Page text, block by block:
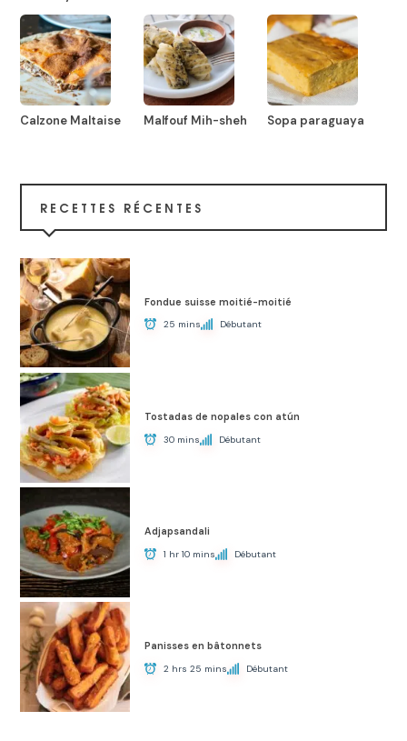
Calzone Maltaise Malfouf Mih-sheh Sopa paraguaya
RECETTES RÉCENTES
Fondue suisse moitié-moitié
25 mins Débutant
Tostadas de nopales con atún
30 mins Débutant
Adjapsandali
1 hr 10 mins Débutant
Panisses en bâtonnets
2 hrs 25 mins Débutant